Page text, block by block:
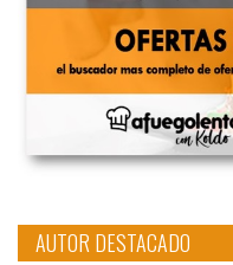
AUTOR DESTACADO